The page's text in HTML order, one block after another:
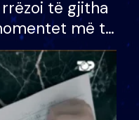
të gjitha
më të
VIP: Do më
kur…